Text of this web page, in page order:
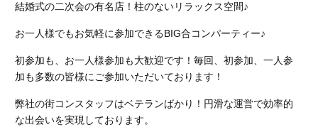
結婚式の二次会の有名店！柱のないリラックス空間♪
お一人様でもお気軽に参加できるBIG合コンパーティー♪
初参加も、お一人様参加も大歓迎です！毎回、初参加、一人参
加も多数の皆様にご参加いただいております！
弊社の街コンスタッフはベテランばかり！円滑な運営で効率的
な出会いを実現しております。